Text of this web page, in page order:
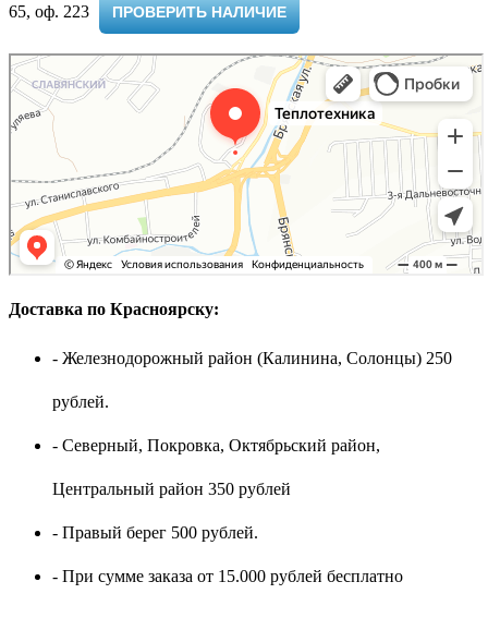
65, оф. 223 ​
ПРОВЕРИТЬ НАЛИЧИЕ
Доставка по Красноярску:
- Железнодорожный район (Калинина, Солонцы) 250
рублей.
- Северный, Покровка, Октябрьский район,
Центральный район 350 рублей
- Правый берег 500 рублей.
- При сумме заказа от 15.000 рублей бесплатно